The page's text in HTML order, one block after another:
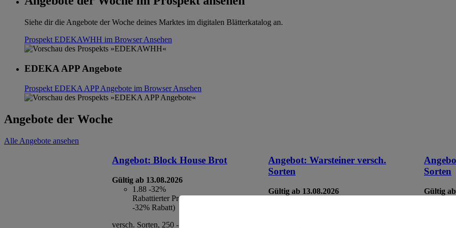
Siehe dir die Angebote der Woche deines Marktes im digitalen Blätterkatalog an.
Prospekt EDEKAWHH im BrowserAnsehen
EDEKA APP Angebote
Prospekt EDEKA APP Angebote im BrowserAnsehen
Angebote der Woche
Alle Angebote ansehen
Angebot: Block House Brot
Gültig ab 13.08.2026
1.88 -32%
Rabattierter Preis von 1.88€ (Insgesamt
-32% Rabatt)
versch. Sorten, 250 - 254 g, (1 kg = 7,52 -
Angebot: Warsteiner versch.
Sorten
Gültig ab 13.08.2026
Sorten
Gültig